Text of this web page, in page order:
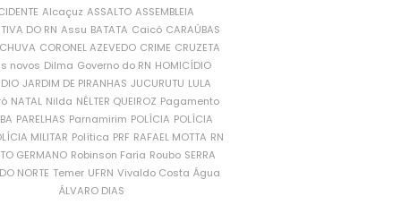
Alcaçuz ASSALTO ASSEMBLEIA
DO RN Assu BATATA Caicó CARAÚBAS
CORONEL AZEVEDO CRIME CRUZETA
novos Dilma Governo do RN HOMICÍDIO
JARDIM DE PIRANHAS JUCURUTU LULA
NATAL Nilda NÉLTER QUEIROZ Pagamento
PARELHAS Parnamirim POLÍCIA POLÍCIA
MILITAR Política PRF RAFAEL MOTTA RN
GERMANO Robinson Faria Roubo SERRA
NORTE Temer UFRN Vivaldo Costa Água
ÁLVARO DIAS